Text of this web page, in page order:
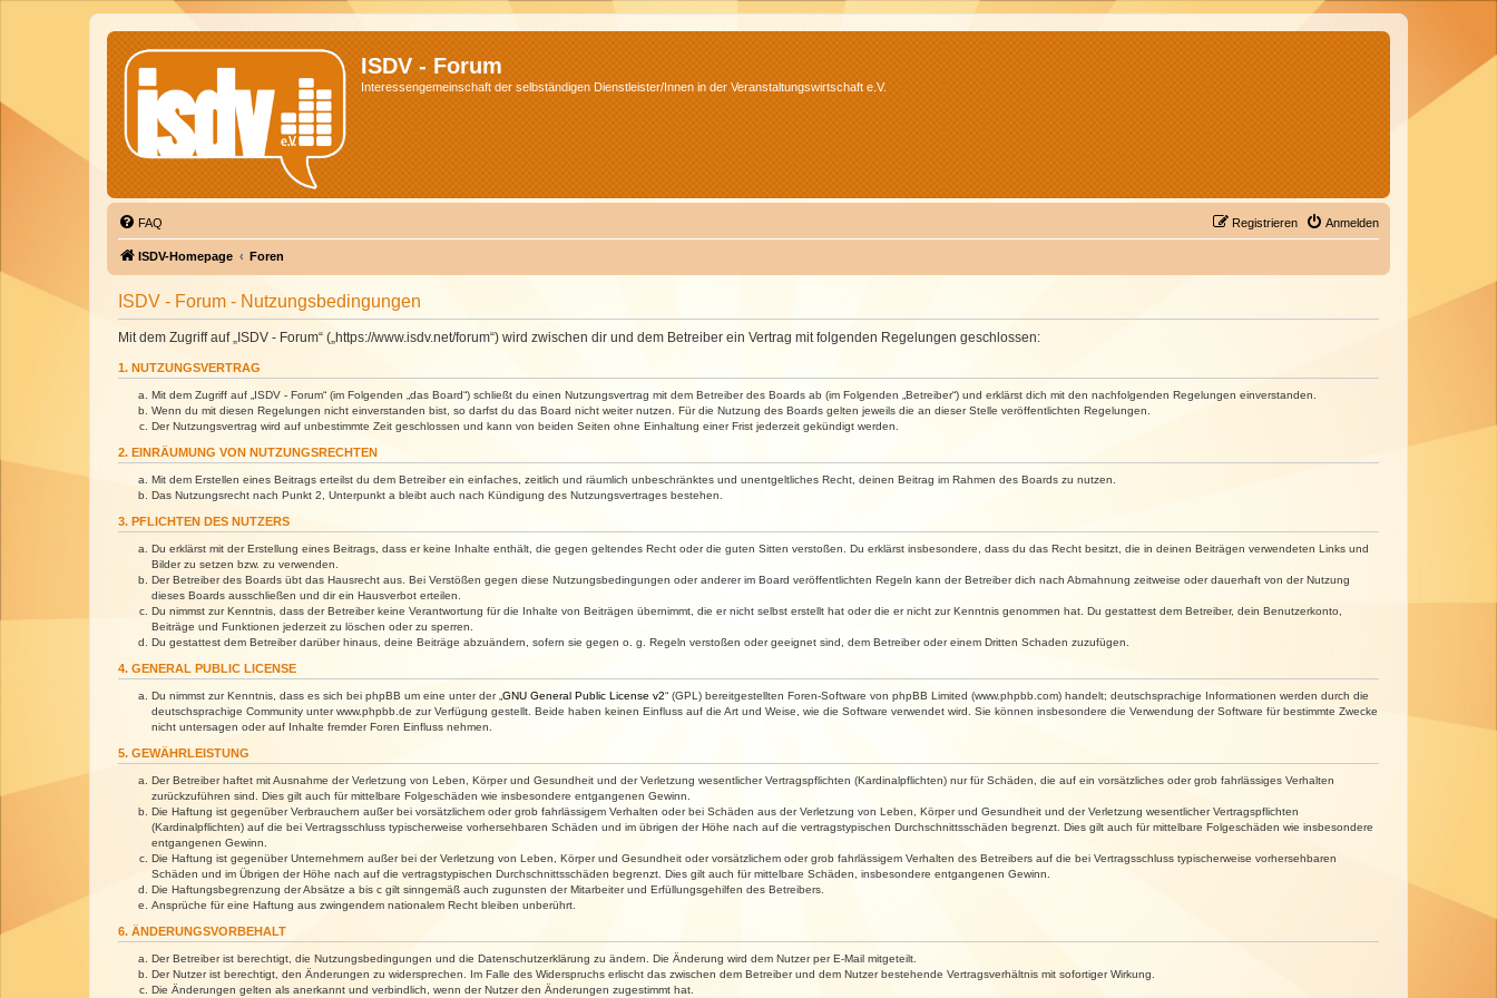
ISDV - Forum
Interessengemeinschaft der selbständigen Dienstleister/Innen in der Veranstaltungswirtschaft e.V.
FAQ Anmelden
Registrieren
ISDV-Homepage Foren
ISDV - Forum - Nutzungsbedingungen
Mit dem Zugriff auf „ISDV - Forum“ („https://www.isdv.net/forum“) wird zwischen dir und dem Betreiber ein Vertrag mit folgenden Regelungen geschlossen:
1. NUTZUNGSVERTRAG
Mit dem Zugriff auf „ISDV - Forum“ (im Folgenden „das Board“) schließt du einen Nutzungsvertrag mit dem Betreiber des Boards ab (im Folgenden „Betreiber“) und erklärst dich mit den nachfolgenden Regelungen einverstanden.
Wenn du mit diesen Regelungen nicht einverstanden bist, so darfst du das Board nicht weiter nutzen. Für die Nutzung des Boards gelten jeweils die an dieser Stelle veröffentlichten Regelungen.
Der Nutzungsvertrag wird auf unbestimmte Zeit geschlossen und kann von beiden Seiten ohne Einhaltung einer Frist jederzeit gekündigt werden.
2. EINRÄUMUNG VON NUTZUNGSRECHTEN
Mit dem Erstellen eines Beitrags erteilst du dem Betreiber ein einfaches, zeitlich und räumlich unbeschränktes und unentgeltliches Recht, deinen Beitrag im Rahmen des Boards zu nutzen.
Das Nutzungsrecht nach Punkt 2, Unterpunkt a bleibt auch nach Kündigung des Nutzungsvertrages bestehen.
3. PFLICHTEN DES NUTZERS
Du erklärst mit der Erstellung eines Beitrags, dass er keine Inhalte enthält, die gegen geltendes Recht oder die guten Sitten verstoßen. Du erklärst insbesondere, dass du das Recht besitzt, die in deinen Beiträgen verwendeten Links und
Bilder zu setzen bzw. zu verwenden.
Der Betreiber des Boards übt das Hausrecht aus. Bei Verstößen gegen diese Nutzungsbedingungen oder anderer im Board veröffentlichten Regeln kann der Betreiber dich nach Abmahnung zeitweise oder dauerhaft von der Nutzung
dieses Boards ausschließen und dir ein Hausverbot erteilen.
Du nimmst zur Kenntnis, dass der Betreiber keine Verantwortung für die Inhalte von Beiträgen übernimmt, die er nicht selbst erstellt hat oder die er nicht zur Kenntnis genommen hat. Du gestattest dem Betreiber, dein Benutzerkonto,
Beiträge und Funktionen jederzeit zu löschen oder zu sperren.
Du gestattest dem Betreiber darüber hinaus, deine Beiträge abzuändern, sofern sie gegen o. g. Regeln verstoßen oder geeignet sind, dem Betreiber oder einem Dritten Schaden zuzufügen.
4. GENERAL PUBLIC LICENSE
Du nimmst zur Kenntnis, dass es sich bei phpBB um eine unter der „ GNU General Public License v2“ (GPL) bereitgestellten Foren-Software von phpBB Limited (www.phpbb.com) handelt; deutschsprachige Informationen werden durch die
deutschsprachige Community unter www.phpbb.de zur Verfügung gestellt. Beide haben keinen Einfluss auf die Art und Weise, wie die Software verwendet wird. Sie können insbesondere die Verwendung der Software für bestimmte Zwecke
nicht untersagen oder auf Inhalte fremder Foren Einfluss nehmen.
5. GEWÄHRLEISTUNG
Der Betreiber haftet mit Ausnahme der Verletzung von Leben, Körper und Gesundheit und der Verletzung wesentlicher Vertragspflichten (Kardinalpflichten) nur für Schäden, die auf ein vorsätzliches oder grob fahrlässiges Verhalten
zurückzuführen sind. Dies gilt auch für mittelbare Folgeschäden wie insbesondere entgangenen Gewinn.
Die Haftung ist gegenüber Verbrauchern außer bei vorsätzlichem oder grob fahrlässigem Verhalten oder bei Schäden aus der Verletzung von Leben, Körper und Gesundheit und der Verletzung wesentlicher Vertragspflichten
(Kardinalpflichten) auf die bei Vertragsschluss typischerweise vorhersehbaren Schäden und im übrigen der Höhe nach auf die vertragstypischen Durchschnittsschäden begrenzt. Dies gilt auch für mittelbare Folgeschäden wie insbesondere
entgangenen Gewinn.
Die Haftung ist gegenüber Unternehmern außer bei der Verletzung von Leben, Körper und Gesundheit oder vorsätzlichem oder grob fahrlässigem Verhalten des Betreibers auf die bei Vertragsschluss typischerweise vorhersehbaren
Schäden und im Übrigen der Höhe nach auf die vertragstypischen Durchschnittsschäden begrenzt. Dies gilt auch für mittelbare Schäden, insbesondere entgangenen Gewinn.
Die Haftungsbegrenzung der Absätze a bis c gilt sinngemäß auch zugunsten der Mitarbeiter und Erfüllungsgehilfen des Betreibers.
Ansprüche für eine Haftung aus zwingendem nationalem Recht bleiben unberührt.
6. ÄNDERUNGSVORBEHALT
Der Betreiber ist berechtigt, die Nutzungsbedingungen und die Datenschutzerklärung zu ändern. Die Änderung wird dem Nutzer per E-Mail mitgeteilt.
Der Nutzer ist berechtigt, den Änderungen zu widersprechen. Im Falle des Widerspruchs erlischt das zwischen dem Betreiber und dem Nutzer bestehende Vertragsverhältnis mit sofortiger Wirkung.
Die Änderungen gelten als anerkannt und verbindlich, wenn der Nutzer den Änderungen zugestimmt hat.